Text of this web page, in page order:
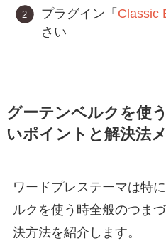
プラグイン「 Classic
さい
グーテンベルクを使
いポイントと解決法
ワードプレステーマは特
ルクを使う時全般のつま
決方法を紹介します。